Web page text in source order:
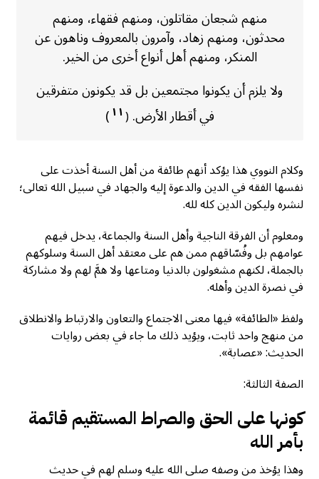
منهم شجعان مقاتلون، ومنهم فقهاء، ومنهم
محدثون، ومنهم زهاد، وآمرون بالمعروف وناهون عن
المنكر، ومنهم أهل أنواع أخرى من الخير.
ولا يلزم أن يكونوا مجتمعين بل قد يكونون متفرقين
في أقطار الأرض.(١١)
وكلام النووي هذا يؤكد أنهم طائفة من أهل السنة أخذت على
نفسها الفقه في الدين والدعوة إليه والجهاد في سبيل الله تعالى؛
لنشره وليكون الدين كله لله.
ومعلوم أن الفرقة الناجية وأهل السنة والجماعة، يدخل فيهم
عوامهم بل وفُسّاقهم ممن هم على معتقد أهل السنة وسلوكهم
بالجملة، لكنهم مشغولون بالدنيا ومتاعها ولا همَّ لهم ولا مشاركة
في نصرة الدين وأهله.
ولفظ «الطائفة» فيها معنى الاجتماع والتعاون والارتباط والانطلاق
من منهج واحد ثابت، ويؤيد ذلك ما جاء في بعض روايات
الحديث: «عصابة».
الصفة الثالثة:
كونها على الحق والصراط المستقيم قائمة
بأمر الله
وهذا يؤخذ من وصفه صلى الله عليه وسلم لهم في حديث